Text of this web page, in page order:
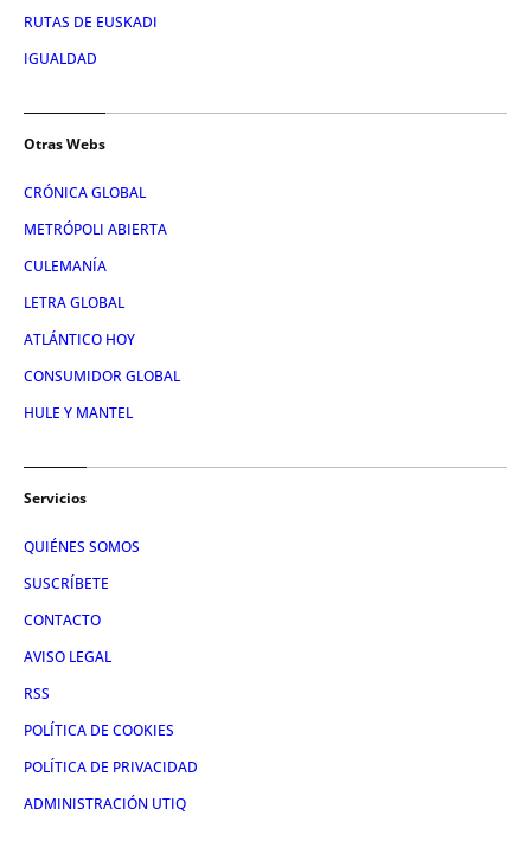
RUTAS DE EUSKADI
IGUALDAD
Otras Webs
CRÓNICA GLOBAL
METRÓPOLI ABIERTA
CULEMANÍA
LETRA GLOBAL
ATLÁNTICO HOY
CONSUMIDOR GLOBAL
HULE Y MANTEL
Servicios
QUIÉNES SOMOS
SUSCRÍBETE
CONTACTO
AVISO LEGAL
RSS
POLÍTICA DE COOKIES
POLÍTICA DE PRIVACIDAD
ADMINISTRACIÓN UTIQ